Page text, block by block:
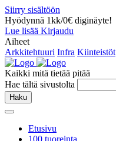
Siirry sisältöön
Hyödynnä 1kk/0€ diginäyte!
Lue lisää Kirjaudu
Aiheet
Arkkitehtuuri Infra Kiinteistöt
Kaikki mitä tietää pitää
Hae tältä sivustolta
Haku
Etusivu
100 tuoreinta